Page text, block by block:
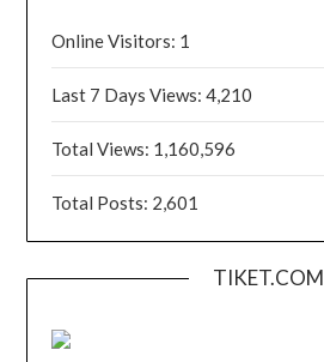
Online Visitors: 1
Last 7 Days Views:4,210
Total Views: 1,160,596
Total Posts: 2,601
TIKET.COM